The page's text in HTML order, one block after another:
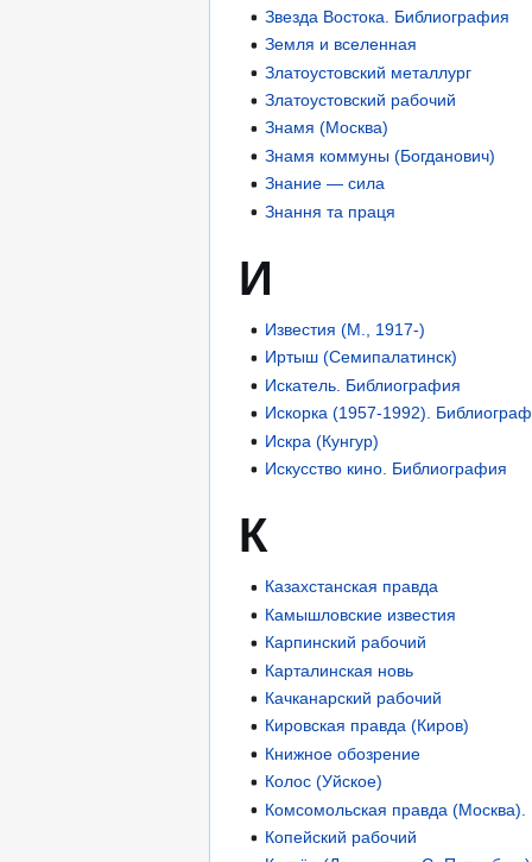
Звезда Востока. Библиография
Земля и вселенная
Златоустовский металлург
Златоустовский рабочий
Знамя (Москва)
Знамя коммуны (Богданович)
Знание — сила
Знання та праця
И
Известия (М., 1917-)
Иртыш (Семипалатинск)
Искатель. Библиография
Искорка (1957-1992).
Искра (Кунгур)
Искусство кино. Библиография
К
Казахстанская правда
Камышловские известия
Карпинский рабочий
Карталинская новь
Качканарский рабочий
Кировская правда (Киров)
Книжное обозрение
Колос (Уйское)
Комсомольская правда
Копейский рабочий